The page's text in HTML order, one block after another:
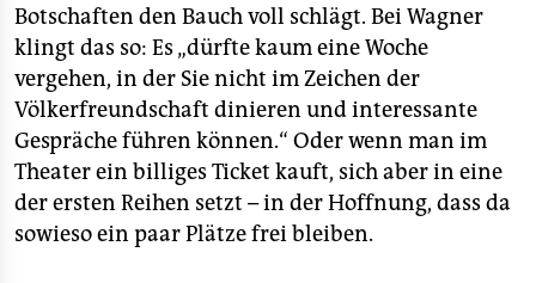
Botschaften den Bauch voll schlägt. Bei Wagner
klingt das so: Es „dürfte kaum eine Woche
vergehen, in der Sie nicht im Zeichen der
Völkerfreundschaft dinieren und interessante
Gespräche führen können.“ Oder wenn man im
Theater ein billiges Ticket kauft, sich aber in eine
der ersten Reihen setzt – in der Hoffnung, dass da
sowieso ein paar Plätze frei bleiben.